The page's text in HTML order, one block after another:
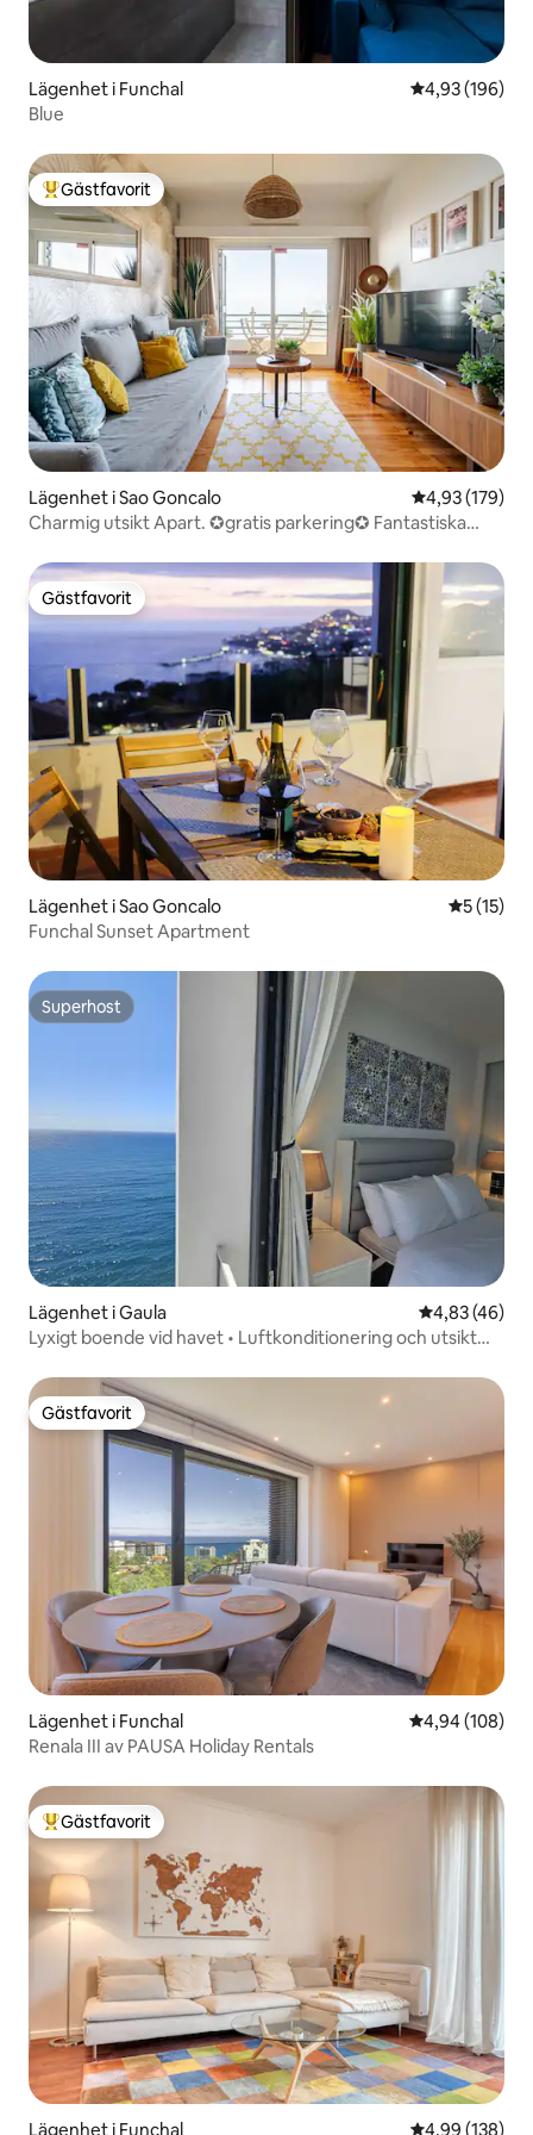
Lägenhet i Funchal 4,93 av 5 i
4,93 (196)
Blue
Populär gästfavorit
Gästfavorit
Lägenhet i Sao Goncalo 4,93 av 5 i
4,93 (179)
Charmig utsikt Apart. ✪gratis parkering✪ Fantastiska
Gästfavorit
Gästfavorit
Lägenhet i Sao Goncalo 5 av 5 i
5 (15)
Funchal Sunset Apartment
Superhost
Superhost
Lägenhet i Gaula 4,83 av 5 i
4,83 (46)
Lyxigt boende vid havet • Luftkonditionering och utsikt
Gästfavorit
Gästfavorit
Lägenhet i Funchal 4,94 av 5 i
4,94 (108)
Renala III av PAUSA Holiday Rentals
Populär gästfavorit
Gästfavorit
Lägenhet i Funchal 4,99 av 5 i
4,99 (138)